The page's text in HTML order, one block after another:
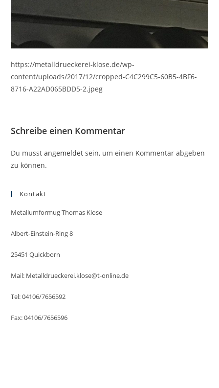
https://metalldrueckerei-klose.de/wp-
content/uploads/2017/12/cropped-C4C299C5-60B5-4BF6-
8716-A22AD065BDD5-2.jpeg
Schreibe einen Kommentar
Du musstangemeldet sein, um einen Kommentar abgeben
zu können.
Kontakt
Metallumformug Thomas Klose
Albert-Einstein-Ring 8
25451 Quickborn
Mail: Metalldrueckerei.klose@t-online.de
Tel: 04106/7656592
Fax: 04106/7656596